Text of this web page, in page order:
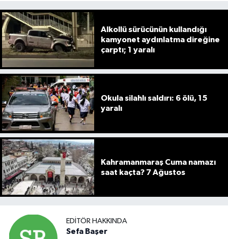
Alkollü sürücünün kullandığı
kamyonet aydınlatma direğine
çarptı; 1 yaralı
Okula silahlı saldırı: 6 ölü, 15
yaralı
Kahramanmaraş Cuma namazı
saat kaçta? 7 Ağustos
EDITÖR HAKKINDA
Sefa Başer